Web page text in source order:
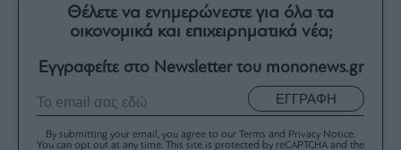
Θέλετε να ενημερώνεστε για όλα τα
οικονομικά και επιχειρηματικά νέα;
Εγγραφείτε στο Newsletter του mononews.gr
ΕΓΓΡΑΦΗ
By submitting your email, you agree to our Terms and Privacy Notice.
You can opt out at any time. This site is protected by reCAPTCHA and the